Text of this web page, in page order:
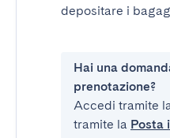
depositare i
Hai una
prenotazione?
Accedi tramite
tramite la Posta